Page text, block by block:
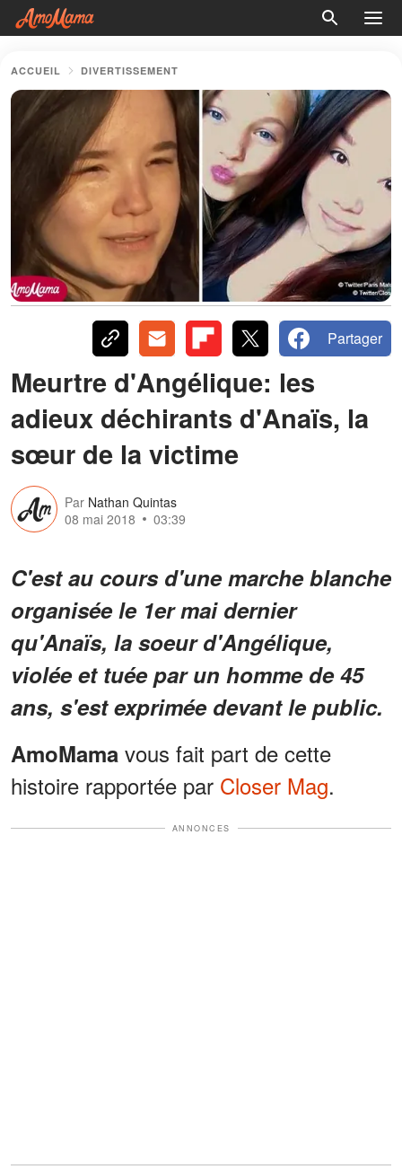
ACCUEIL DIVERTISSEMENT
Partager
Meurtre d'Angélique: les
adieux déchirants d'Anaïs, la
sœur de la victime
Par Nathan Quintas
08 mai 2018
03:39
C'est au cours d'une marche blanche
organisée le 1er mai dernier
qu'Anaïs, la soeur d'Angélique,
violée et tuée par un homme de 45
ans, s'est exprimée devant le public.
AmoMama vous fait part de cette
histoire rapportée par Closer Mag.
ANNONCES